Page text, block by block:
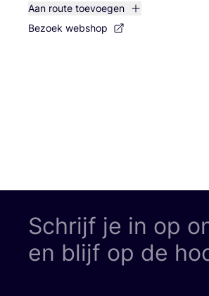
Aan route toevoegen
Bezoek webshop
Schrijf je in op
en blijf op de